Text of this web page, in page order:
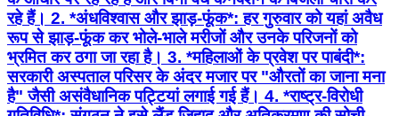
रहे हैं। 2. *अंधविश्वास और झाड़-फूंक*: हर गुरुवार को यहां अवैध
रूप से झाड़-फूंक कर भोले-भाले मरीजों और उनके परिजनों को
भ्रमित कर ठगा जा रहा है। 3. *महिलाओं के प्रवेश पर पाबंदी*:
सरकारी अस्पताल परिसर के अंदर मजार पर "औरतों का जाना मना
है" जैसी असंवैधानिक पट्टियां लगाई गई हैं। 4. *राष्ट्र-विरोधी